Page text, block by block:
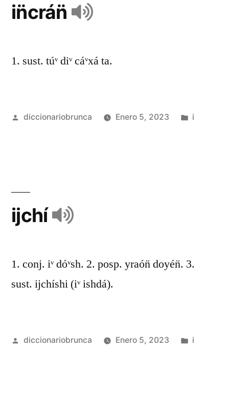
in̈crán̈
1. sust. túᵛ diᵛ cáᵛxá ta.
diccionariobrunca Enero 5, 2023 i
ijchí
1. conj. iᵛ dóᵛsh. 2. posp. yraón̈ doyén̈. 3.
sust. ijchíshi (iᵛ ishdá).
diccionariobrunca Enero 5, 2023 i